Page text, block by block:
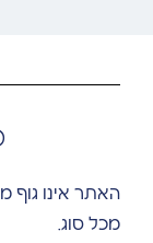
האתר אינו גוף
מכל סוג.